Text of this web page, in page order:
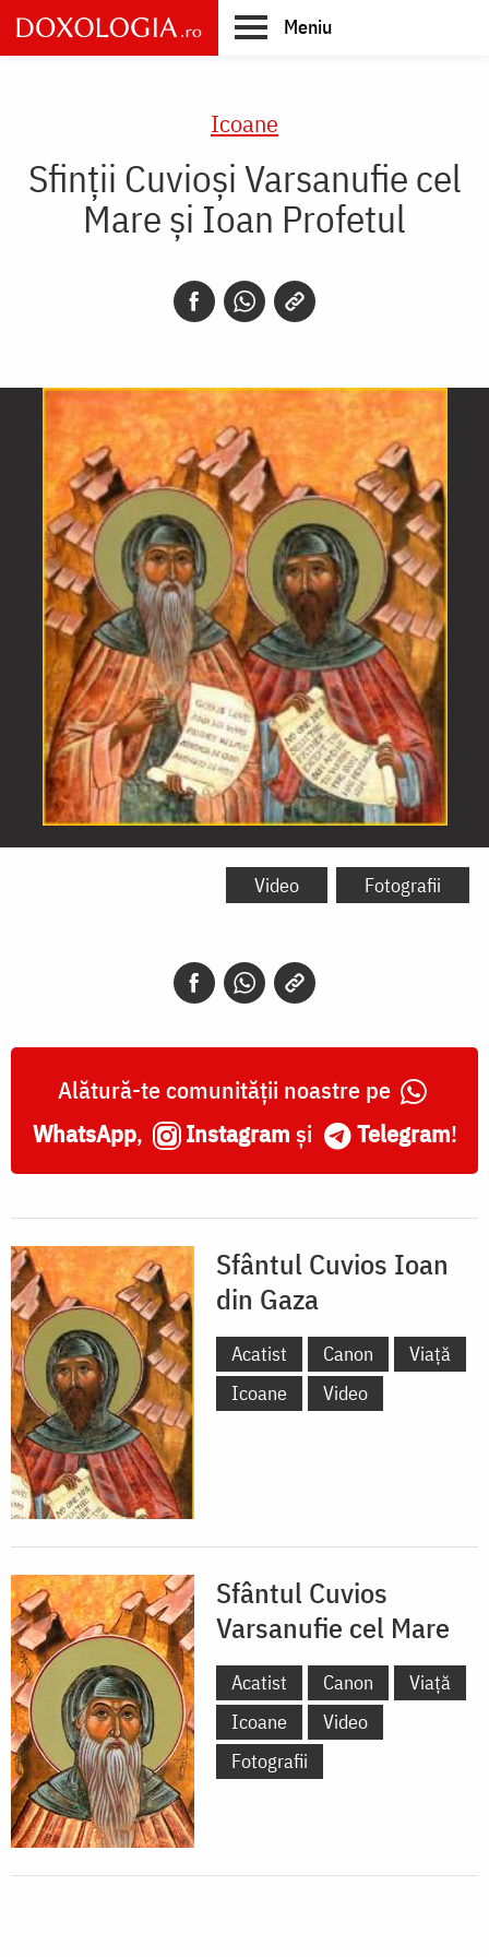
Skip
to
main
Meniu
Icoane
Sfinții Cuvioși Varsanufie cel
Mare și Ioan Profetul
Sfinții
Video Fotografii
Alătură-te comunității noastre pe
WhatsApp, Instagram și Telegram!
Sfântul Cuvios Ioan
din Gaza
Acatist Canon
Viață
Icoane
Video
Sfântul Cuvios
Varsanufie cel Mare
Acatist Canon
Viață
Icoane
Video
Fotografii